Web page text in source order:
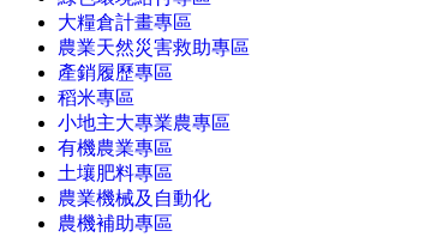
大糧倉計畫專區
農業天然災害救助專區
產銷履歷專區
稻米專區
小地主大專業農專區
有機農業專區
土壤肥料專區
農業機械及自動化
農機補助專區